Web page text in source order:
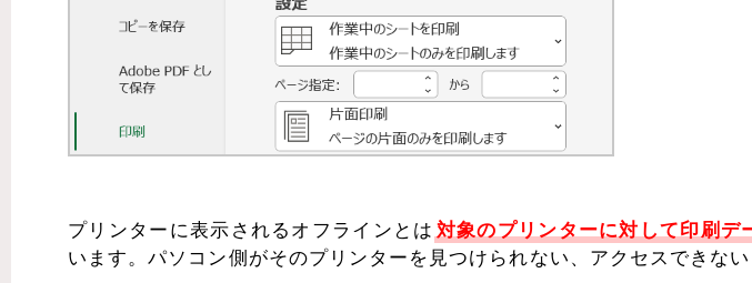
プリンターに表示されるオフラインとは 対象のプリンターに対して印刷デ
います。パソコン側がそのプリンターを見つけられない、アクセスできない